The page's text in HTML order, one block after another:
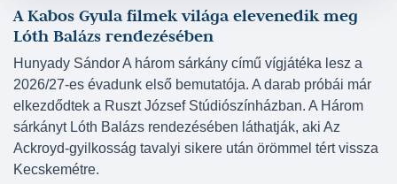
A Kabos Gyula filmek világa elevenedik meg
Lóth Balázs rendezésében
Hunyady Sándor A három sárkány című vígjátéka lesz a
2026/27-es évadunk első bemutatója. A darab próbái már
elkezdődtek a Ruszt József Stúdiószínházban. A Három
sárkányt Lóth Balázs rendezésében láthatják, aki Az
Ackroyd-gyilkosság tavalyi sikere után örömmel tért vissza
Kecskemétre.